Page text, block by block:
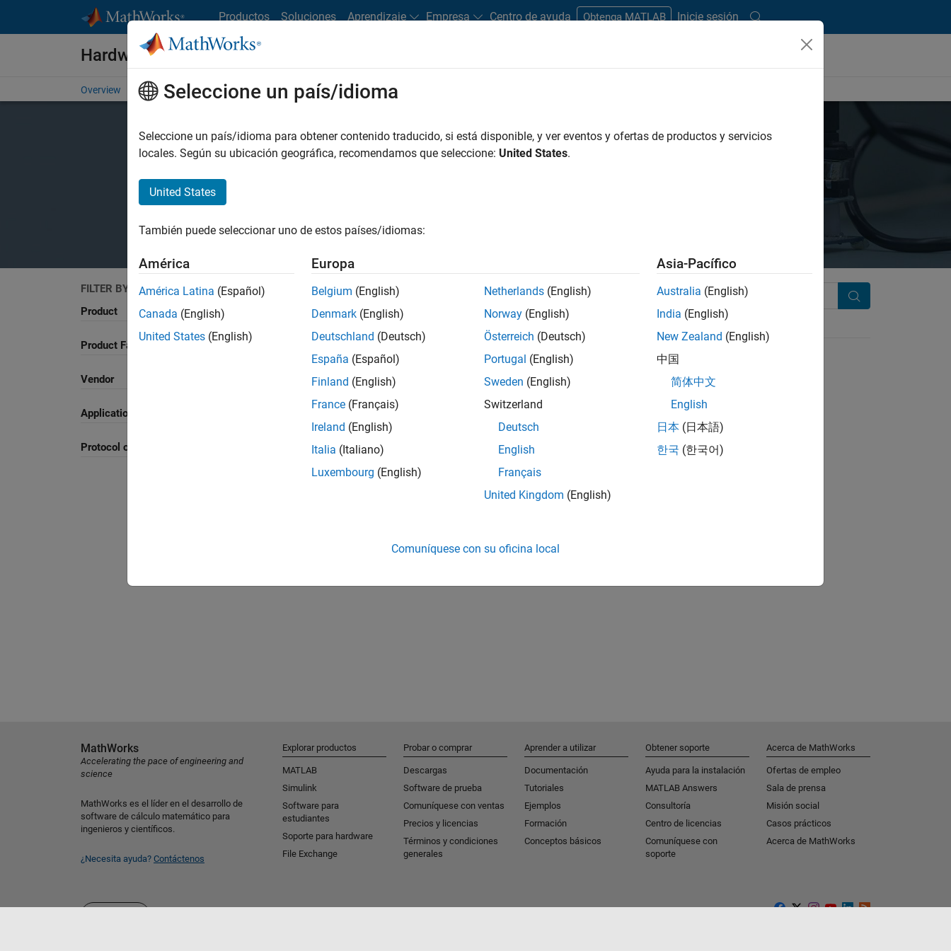
Productos Soluciones Aprendizaje Empresa Centro de ayuda Obtenga MATLAB Inicie sesión
Hardware Support
Overview Search Hardware Support Request Hardware Support
Search Hardware Support
FILTER BY
Product
Product Family and Category
Vendor
Application
Protocol or Standard
Search
Seleccione un país/idioma
Seleccione un país/idioma para obtener contenido traducido, si está disponible, y ver eventos y ofertas de productos y servicios
locales. Según su ubicación geográfica, recomendamos que seleccione: United States.
United States
También puede seleccionar uno de estos países/idiomas:
América
América Latina (Español)
Canada (English)
United States (English)
Europa
Belgium (English)
Denmark (English)
Deutschland (Deutsch)
España (Español)
Finland (English)
France (Français)
Ireland (English)
Italia (Italiano)
Luxembourg (English)
Netherlands (English)
Norway (English)
Österreich (Deutsch)
Portugal (English)
Sweden (English)
Switzerland
Deutsch
English
Français
United Kingdom (English)
Asia-Pacífico
Australia (English)
India (English)
New Zealand (English)
中国
简体中文
English
日本 (日本語)
한국 (한국어)
Comuníquese con su oficina local
MathWorks
Accelerating the pace of engineering and
science
MathWorks es el líder en el desarrollo de
software de cálculo matemático para
ingenieros y científicos.
¿Necesita ayuda? Contáctenos
Explorar productos
MATLAB
Simulink
Software para
estudiantes
Soporte para hardware
File Exchange
Probar o comprar
Descargas
Software de prueba
Comuníquese con ventas
Precios y licencias
Términos y condiciones
generales
Aprender a utilizar
Documentación
Tutoriales
Ejemplos
Formación
Conceptos básicos
Obtener soporte
Ayuda para la instalación
MATLAB Answers
Consultoría
Centro de licencias
Comuníquese con
soporte
Acerca de MathWorks
Ofertas de empleo
Sala de prensa
Misión social
Casos prácticos
Acerca de MathWorks